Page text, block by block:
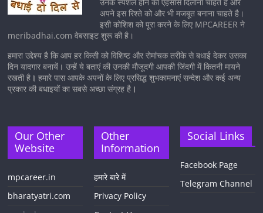
उनके स्पेशल होने का एहसास दिलाना चाहते है और
अपने इस रिश्ते को और भी मजबूत बनाना चाहते है।
इसी कोशिश को पूरा करने के लिए MPCAREER ने
meribadhai.com वेबसाइट शुरू की है।
हमारा उद्देश्य है कि आप हर किसी को विशिष्ट और रोमांचक तरीके से बधाई देकर उसका
दिन यादगार बनायें। उन्हें ये बताएं की उनकी मौजूदगी आपकी जिंदगी में कितनी मायने
रखती है । हमारे पास आपके अपनों के लिए प्रसिद्ध शुभकामनाएं सन्देश और कई अन्य
प्रकार की बधाइयों का सबसे अच्छा संग्रह है ।
Our Other
Website
mpcareer.in
bharatyatri.com
Other
Information
हमारे बारे में
Privacy Policy
Social Links
Facebook Page
Telegram Channel